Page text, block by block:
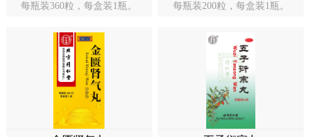
历史
每瓶装360粒，每盒装1瓶。 每瓶装200粒，每盒装1瓶。